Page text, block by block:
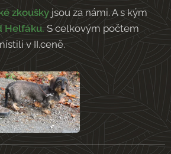
zkoušky jsou za námi. A s kým
Helfáku. S celkovým počtem
v II.ceně.